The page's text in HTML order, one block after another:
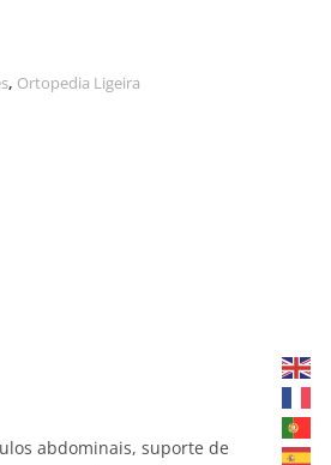
, Ortopedia Ligeira
abdominais, suporte de